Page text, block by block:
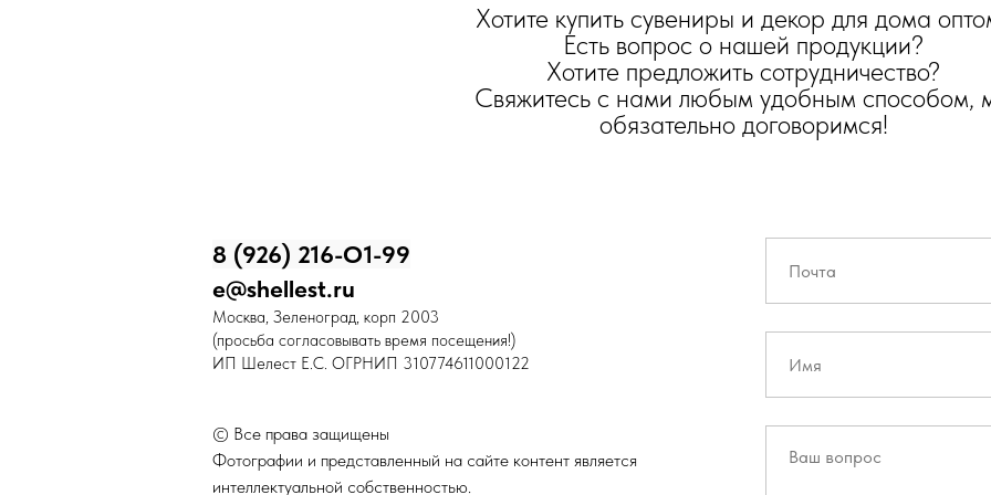
Хотите купить сувениры и декор для дома
Есть вопрос о нашей продукции?
Хотите предложить сотрудничество?
Свяжитесь с нами любым удобным способом,
обязательно договоримся!
8 (926) 216-О1-99
e@shellest.ru
Москва, Зеленоград, корп 2003
(просьба согласовывать время посещения!)
ИП Шелест Е.С. ОГРНИП 310774611000122
© Все права защищены
Фотографии и представленный на сайте контент является
интеллектуальной собственностью.